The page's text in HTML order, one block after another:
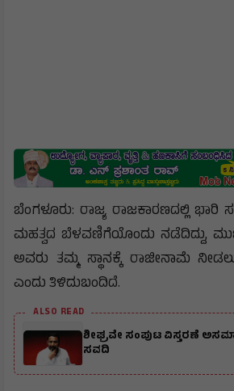
ಬೆಂಗಳೂರು: ರಾಜ್ಯ ರಾಜಕಾರಣದಲ್ಲಿ ಭಾರಿ
ಮಹತ್ವದ ಬೆಳವಣಿಗೆಯೊಂದು ನಡೆದಿದ್ದು,
ಅವರು ತಮ್ಮ ಸ್ಥಾನಕ್ಕೆ ರಾಜೀನಾಮೆ
ಎಂದು ತಿಳಿದುಬಂದಿದೆ.
ALSO READ
ಶೀಘ್ರವೇ ಸಂಪುಟ ವಿಸ್ತರಣೆ
ಸವದಿ